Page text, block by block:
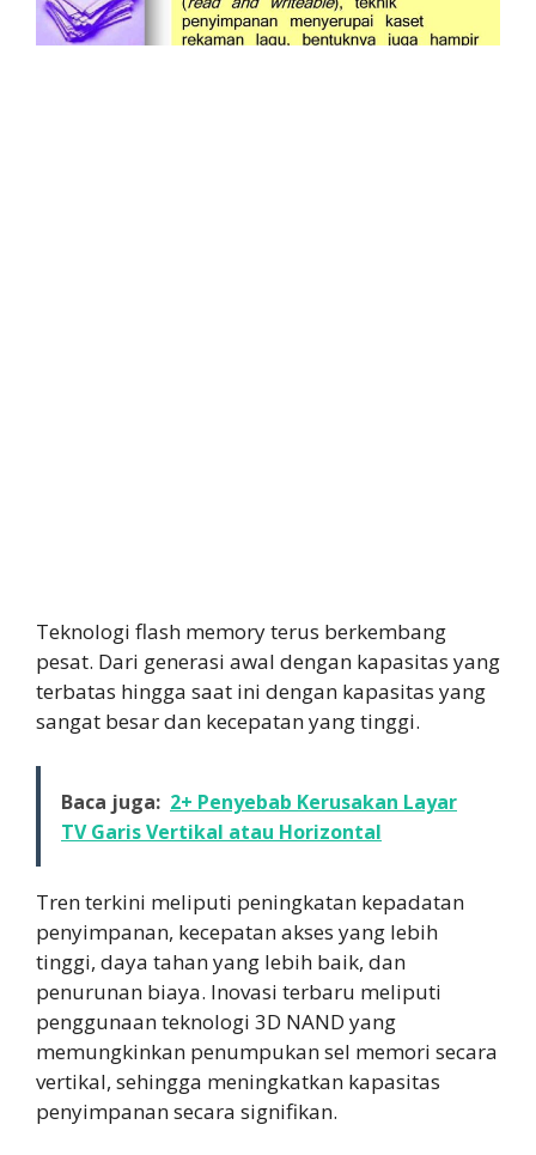
Teknologi flash memory terus berkembang
pesat. Dari generasi awal dengan kapasitas yang
terbatas hingga saat ini dengan kapasitas yang
sangat besar dan kecepatan yang tinggi.
Baca juga: 2+ Penyebab Kerusakan Layar
TV Garis Vertikal atau Horizontal
Tren terkini meliputi peningkatan kepadatan
penyimpanan, kecepatan akses yang lebih
tinggi, daya tahan yang lebih baik, dan
penurunan biaya. Inovasi terbaru meliputi
penggunaan teknologi 3D NAND yang
memungkinkan penumpukan sel memori secara
vertikal, sehingga meningkatkan kapasitas
penyimpanan secara signifikan.